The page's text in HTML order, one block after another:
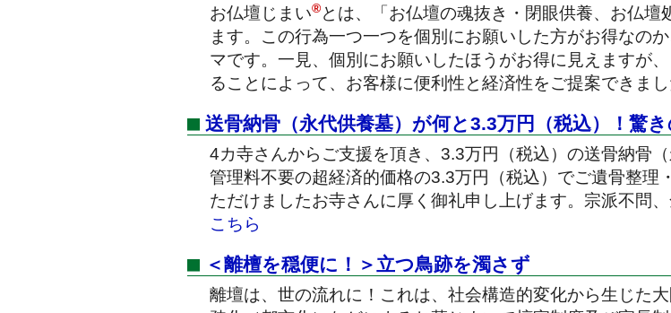
お仏壇じまい®とは、「お仏壇の魂抜き・閉眼供養、お仏
ます。この行為一つ一つを個別にお願いした方がお得なの
マです。一見、個別にお願いしたほうがお得に見えますが
ることによって、お客様に便利性と経済性をご提案できまし
送骨納骨（永代供養墓）が何と3.3万円（税込）！驚
4カ寺さんからご支援を頂き、3.3万円（税込）の送骨納骨
管理料不要の超経済的価格の3.3万円（税込）でご遺骨整理
ただけましたお寺さんに厚く御礼申し上げます。宗派不問
こちら
＜離檀を穏便に！＞立つ鳥跡を濁さず
離壇は、世の流れに！これは、社会構造的変化から生じた